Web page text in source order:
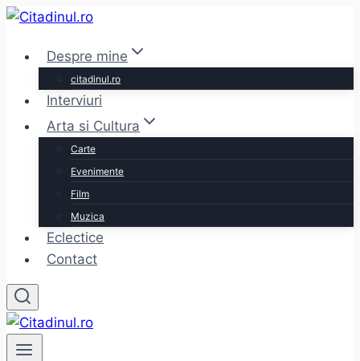
Skip
contentDespre mine
citadinul.ro
Interviuri
Arta si Cultura
Carte
Evenimente
Film
Muzica
Eclectice
Contact